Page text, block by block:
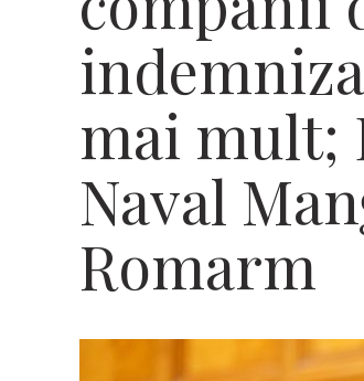
mai mult;
Naval
Romarm